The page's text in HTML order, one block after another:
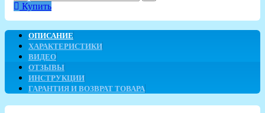
Купить
ОПИСАНИЕ
ХАРАКТЕРИСТИКИ
ВИДЕО
ОТЗЫВЫ
ИНСТРУКЦИИ
ГАРАНТИЯ И ВОЗВРАТ ТОВАРА